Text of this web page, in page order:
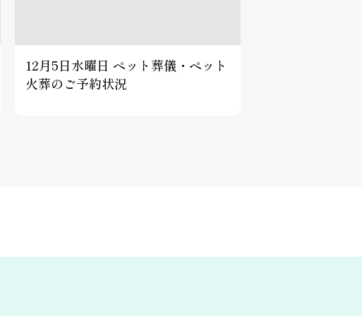
12月5日水曜日 ペット葬儀・ペット
火葬のご予約状況